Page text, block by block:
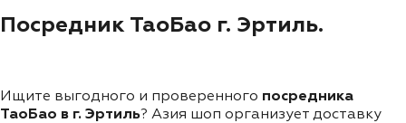
Посредник ТаоБао г. Эртиль.
Ищите выгодного и проверенного посредника
ТаоБао в г. Эртиль? Азия шоп организует доставку